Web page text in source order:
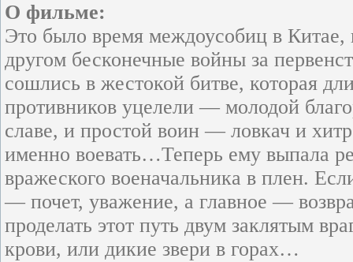
О фильме:
Это было время междоусобиц в Китае,
другом бесконечные войны за
сошлись в жестокой битве, которая
противников уцелели — молодой
славе, и простой воин — ловкач и
именно воевать…Теперь ему выпала
вражеского военачальника в плен.
— почет, уважение, а главное —
проделать этот путь двум заклятым
крови, или дикие звери в горах…